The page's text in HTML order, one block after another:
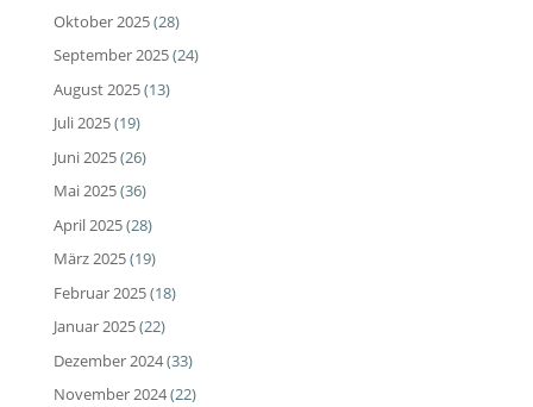
Oktober 2025(28)
September 2025(24)
August 2025(13)
Juli 2025(19)
Juni 2025(26)
Mai 2025(36)
April 2025(28)
März 2025(19)
Februar 2025(18)
Januar 2025(22)
Dezember 2024(33)
November 2024(22)